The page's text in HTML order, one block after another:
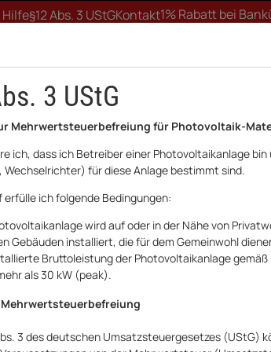
UStG
Hilfe§12 Abs. 3 UStGKontakt1% Rabatt bei
WALLBOX
HVS+
3 UStG
Mehrwertsteuerbefreiung für Photovoltaik-
ich, dass ich Betreiber einer Photovoltaikanlage
Wechselrichter) für diese Anlage bestimmt sind.
erfülle ich folgende Bedingungen:
wird auf oder in der Nähe von
Gebäuden installiert, die für dem Gemeinwohl
Bruttoleistung der Photovoltaikanlage
als 30 kW (peak).
3 des deutschen Umsatzsteuergesetzes (UStG)